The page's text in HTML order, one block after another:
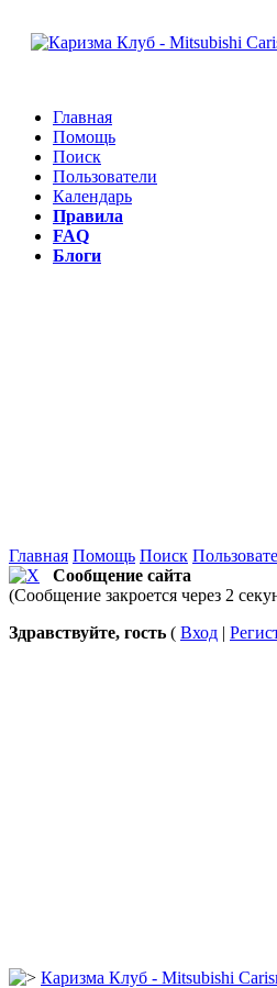
Главная
Помощь
Поиск
Пользователи
Календарь
Правила
FAQ
Блоги
Главная Помощь Поиск
Сообщение сайта
(Сообщение закроется через 2
Здравствуйте, гость ( Вход |
Каризма Клуб - Mitsubishi